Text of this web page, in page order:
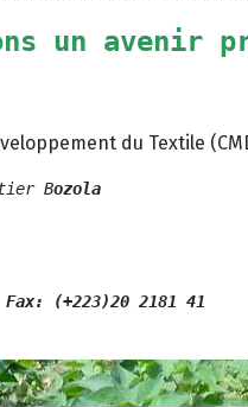
un avenir
du Textile
Bozola
(+223)20 2181 41